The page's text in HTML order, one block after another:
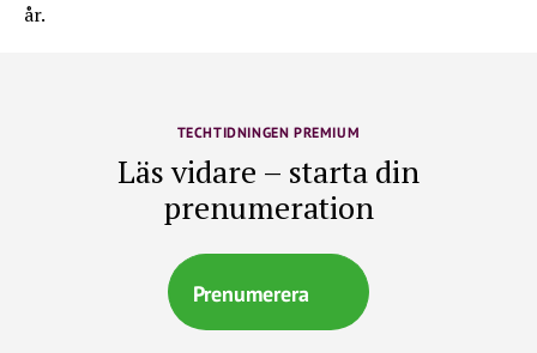
år.
TECHTIDNINGEN PREMIUM
Läs vidare – starta din
prenumeration
Prenumerera